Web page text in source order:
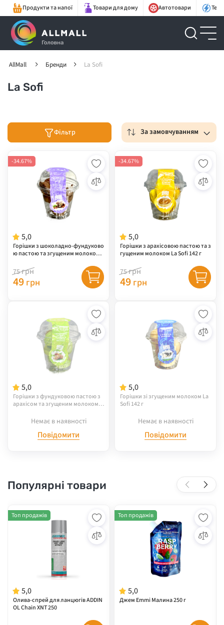
Продукти та напої Товари для дому Автотовари
AllMall Бренди La Sofi
La Sofi
Фільтр За замовчуванням
5,0
Горішки з шоколадно-фундуково
ю пастою та згущеним молоком L
-34.67%
75грн
49 грн
5,0
Горішки з арахісовою пастою та з
гущеним молоком La Sofi 142 г
-34.67%
75грн
49 грн
5,0
Горішки з фундуковою пастою з
арахісом та згущеним молоком L
Немає в наявності
Повідомити
5,0
Горішки зі згущеним молоком La
Sofi 142 г
Немає в наявності
Повідомити
Популярні товари
5,0
Олива-спрей для ланцюгів ADDIN
OL Chain XNT 250
Топ продажів
5,0
Джем Emmi Малина 250 г
Топ продажів